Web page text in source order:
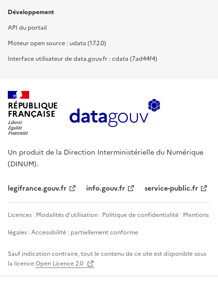
Développement
API du portail
Moteur open source : udata (17.2.0)
Interface utilisateur de data.gouv.fr : cdata (7ad44f4)
RÉPUBLIQUE
FRANÇAISE
Un produit de la Direction Interministérielle du Numérique
(DINUM).
legifrance.gouv.fr info.gouv.fr service-public.fr
Licences Modalités d'utilisation Politique de confidentialité Mentions
légales Accessibilité : partiellement conforme
Sauf indication contraire, tout le contenu de ce site est disponible sous
la licenceOpen Licence 2.0